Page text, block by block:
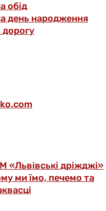
обід
день народження
«Львівські дріжджі»
ми їмо, печемо та